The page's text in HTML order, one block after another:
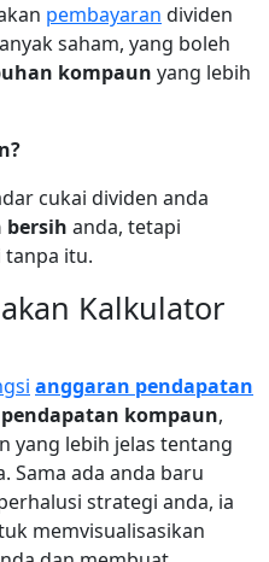
pembayaran dividen
saham, yang boleh
kompaun yang lebih
cukai dividen anda
bersih anda, tetapi
itu.
Kalkulator
anggaran pendapatan
kompaun,
yang lebih jelas tentang
Sama ada anda baru
strategi anda, ia
memvisualisasikan